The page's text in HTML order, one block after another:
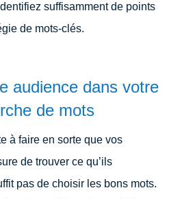
suffisamment de points
de mots-clés.
audience dans votre
de mots
à faire en sorte que vos
de trouver ce qu’ils
pas de choisir les bons mots.